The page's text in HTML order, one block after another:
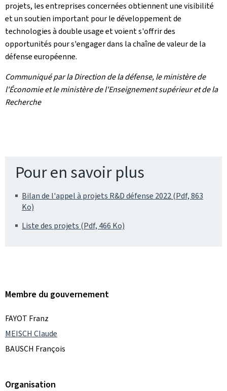
projets, les entreprises concernées obtiennent une visibilité
et un soutien important pour le développement de
technologies à double usage et voient s'offrir des
opportunités pour s'engager dans la chaîne de valeur de la
défense européenne.
Communiqué par la Direction de la défense, le ministère de
l'Économie et le ministère de l'Enseignement supérieur et de la
Recherche
Pour en savoir plus
Bilan de l'appel à projets R&D défense 2022 (Pdf, 863
Ko)
Liste des projets (Pdf, 466 Ko)
Membre du gouvernement
FAYOT Franz
MEISCH Claude
BAUSCH François
Organisation